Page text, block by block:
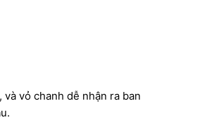
vỏ chanh dễ nhận ra ban